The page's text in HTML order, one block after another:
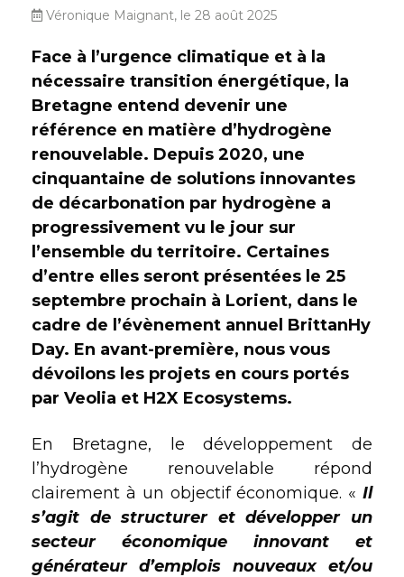
Véronique Maignant, le 28 août 2025
Face à l’urgence climatique et à la
nécessaire transition énergétique, la
Bretagne entend devenir une
référence en matière d’hydrogène
renouvelable. Depuis 2020, une
cinquantaine de solutions innovantes
de décarbonation par hydrogène a
progressivement vu le jour sur
l’ensemble du territoire. Certaines
d’entre elles seront présentées le 25
septembre prochain à Lorient, dans le
cadre de l’évènement annuel BrittanHy
Day. En avant-première, nous vous
dévoilons les projets en cours portés
par Veolia et H2X Ecosystems.
En Bretagne, le développement de
l’hydrogène renouvelable répond
clairement à un objectif économique. « Il
s’agit de structurer et développer un
secteur économique innovant et
générateur d’emplois nouveaux et/ou